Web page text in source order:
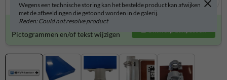
Wegens een technische storing kan het bestelde product kan afwijken
met de afbeeldingen die getoond worden in de galerij.
Reden: Could not resolve product
Verwijsbord zelf aanpassen?
Pictogrammen en/of tekst wijzigen
Ontwerp aanpassen